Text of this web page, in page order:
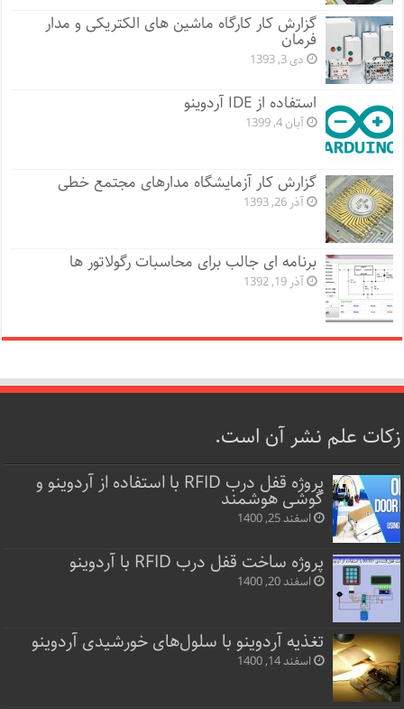
گزارش کار کارگاه ماشین های الکتریکی و مدار
فرمان
دی 3, 1393
استفاده از IDE آردوینو
آبان 4, 1399
گزارش کار آزمایشگاه مدارهای مجتمع خطی
آذر 26, 1393
برنامه ای جالب برای محاسبات رگولاتور ها
آذر 19, 1392
زکات علم نشر آن است.
پروژه قفل‌ درب RFID با استفاده از آردوینو و
گوشی هوشمند
اسفند 25, 1400
پروژه ساخت قفل‌ درب RFID با آردوینو
اسفند 20, 1400
تغذیه آردوینو با سلول‌های خورشیدی آردوینو
اسفند 14, 1400